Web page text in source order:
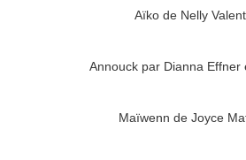
Aïko de Nelly
Annouck par Dianna Effner
Maïwenn de Joyce